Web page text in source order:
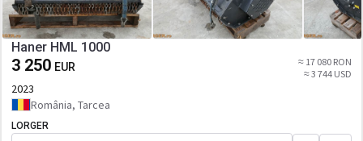
Haner HML 1000
3 250 EUR
≈ 17 080 RON
≈ 3 744 USD
2023
România, Tarcea
LORGER